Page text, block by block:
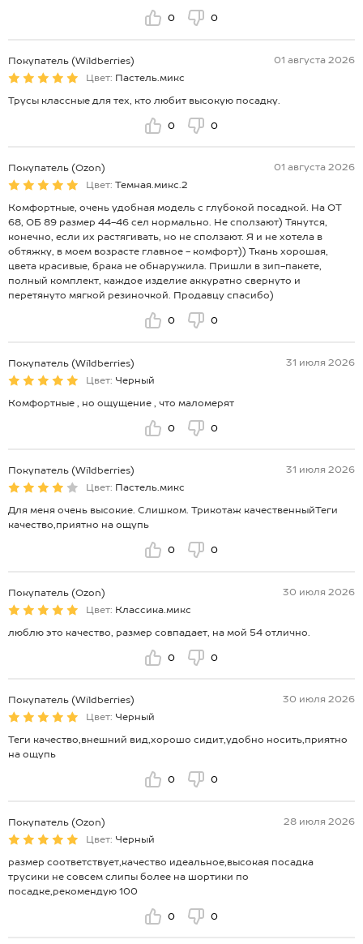
0 0
Покупатель (Wildberries)
01 августа 2026
Цвет: Пастель.микс
Трусы классные для тех, кто любит высокую посадку.
0 0
Покупатель (Ozon)
01 августа 2026
Цвет: Темная.микс.2
Комфортные, очень удобная модель с глубокой посадкой. На ОТ
68, ОБ 89 размер 44-46 сел нормально. Не сползают) Тянутся,
конечно, если их растягивать, но не сползают. Я и не хотела в
обтяжку, в моем возрасте главное - комфорт)) Ткань хорошая,
цвета красивые, брака не обнаружила. Пришли в зип-пакете,
полный комплект, каждое изделие аккуратно свернуто и
перетянуто мягкой резиночкой. Продавцу спасибо)
0 0
Покупатель (Wildberries)
31 июля 2026
Цвет: Черный
Комфортные , но ощущение , что маломерят
0 0
Покупатель (Wildberries)
31 июля 2026
Цвет: Пастель.микс
Для меня очень высокие. Слишком. Трикотаж качественныйТеги
качество,приятно на ощупь
0 0
Покупатель (Ozon)
30 июля 2026
Цвет: Классика.микс
люблю это качество, размер совпадает, на мой 54 отлично.
0 0
Покупатель (Wildberries)
30 июля 2026
Цвет: Черный
Теги качество,внешний вид,хорошо сидит,удобно носить,приятно
на ощупь
0 0
Покупатель (Ozon)
28 июля 2026
Цвет: Черный
размер соответствует,качество идеальное,высокая посадка
трусики не совсем слипы более на шортики по
посадке,рекомендую 100
0 0